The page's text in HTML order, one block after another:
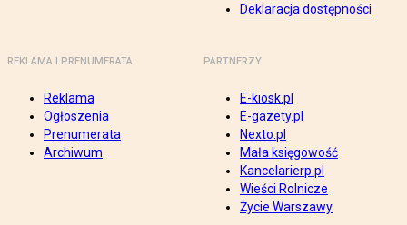
Deklaracja dostępności
REKLAMA I PRENUMERATA
Reklama
Ogłoszenia
Prenumerata
Archiwum
PARTNERZY
E-kiosk.pl
E-gazety.pl
Nexto.pl
Mała księgowość
Kancelarierp.pl
Wieści Rolnicze
Życie Warszawy